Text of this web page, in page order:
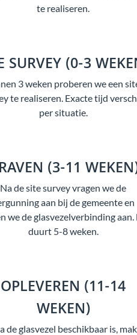
te realiseren.
SURVEY (0-3
3 weken proberen we een
te realiseren. Exacte tijd
per situatie.
(3-11
Na de site survey vragen we de
aan bij de gemeente en
we de glasvezelverbinding
duurt 5-8 weken.
OPLEVEREN (11-14
WEKEN)
de glasvezel beschikbaar is,